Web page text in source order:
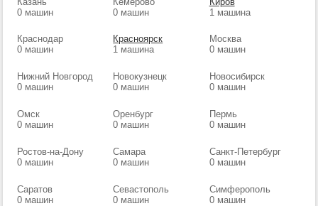
0 машин
0 машин
1 машина
Краснодар
0 машин
Красноярск
1 машина
Москва
0 машин
Нижний Новгород
0 машин
Новокузнецк
0 машин
Новосибирск
0 машин
Омск
0 машин
Оренбург
0 машин
Пермь
0 машин
Ростов-на-Дону
0 машин
Самара
0 машин
Санкт-Петербург
0 машин
Саратов
0 машин
Севастополь
0 машин
Симферополь
0 машин